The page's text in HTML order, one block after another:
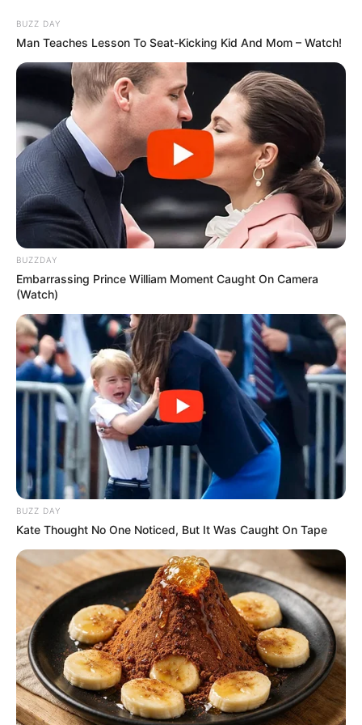
İcra başçısı üç qurumu birləşdirdi,
yeni rəis təyin etdi -FOTO
14 gün keçibsə, malı geri qaytarmaq olmur?
–Hüquqşünasdan vacib açıqlama
HÜQUQ 478 10.06.2026, 13:27
Gündəlik həyatımızda hər birimiz müxtəlif
mağazalardan, ticarət mərkəzlərindən və ya onlayn
BUZZ DAY
Man Teaches Lesson To Seat-Kicking Kid And Mom – Watch!
BUZZDAY
Embarrassing Prince William Moment Caught On Camera
(Watch)
BUZZ DAY
Kate Thought No One Noticed, But It Was Caught On Tape